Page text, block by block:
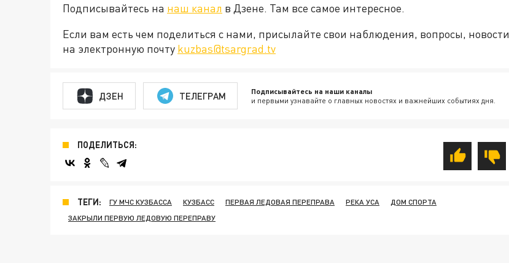
Подписывайтесь на наш канал в Дзене. Там все самое интересное.
Если вам есть чем поделиться с нами, присылайте свои наблюдения, вопросы, новости
на электронную почту kuzbas@tsargrad.tv
ДЗЕН ТЕЛЕГРАМ Подписывайтесь на наши каналы
и первыми узнавайте о главных новостях и важнейших событиях дня.
ПОДЕЛИТЬСЯ:
ТЕГИ: ГУ МЧС КУЗБАССА КУЗБАСС ПЕРВАЯ ЛЕДОВАЯ ПЕРЕПРАВА РЕКА УСА
ДОМ СПОРТА
ЗАКРЫЛИ ПЕРВУЮ ЛЕДОВУЮ ПЕРЕПРАВУ